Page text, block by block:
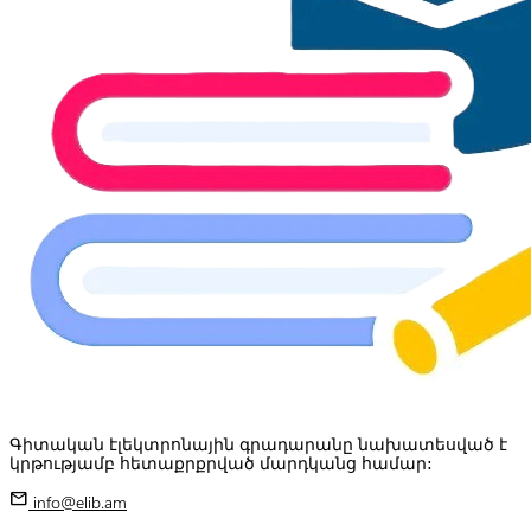
Գիտական էլեկտրոնային գրադարանը նախատեսված է
կրթությամբ հետաքրքրված մարդկանց համար:
mail info@elib.am